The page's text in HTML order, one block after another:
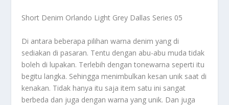
Short Denim Orlando Light Grey Dallas Series 05
Di antara beberapa pilihan warna denim yang di
sediakan di pasaran. Tentu dengan abu-abu muda tidak
boleh di lupakan. Terlebih dengan tonewarna seperti itu
begitu langka. Sehingga menimbulkan kesan unik saat di
kenakan. Tidak hanya itu saja item satu ini sangat
berbeda dan juga dengan warna yang unik. Dan juga